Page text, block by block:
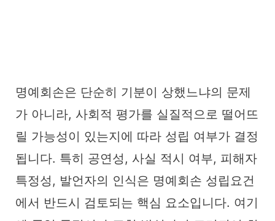
명예회손은 단순히 기분이 상했느냐의 문제
가 아니라, 사회적 평가를 실질적으로 떨어뜨
릴 가능성이 있는지에 따라 성립 여부가 결정
됩니다. 특히 공연성, 사실 적시 여부, 피해자
특정성, 발언자의 인식은 명예회손 성립요건
에서 반드시 검토되는 핵심 요소입니다. 여기